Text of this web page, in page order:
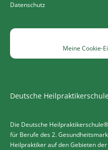
Datenschutz
Meine Cookie-
Deutsche
Die Deutsche
für Berufe des 2.
Heilpraktiker auf den Gebieten